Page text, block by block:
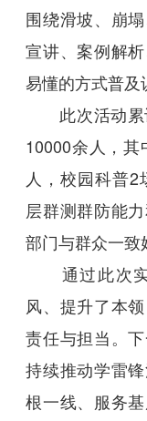
围绕滑坡、崩
宣讲、案例解
易懂的方式普及
此次活动
10000余人，
人，校园科普
层群测群防能
部门与群众一致
通过此次
风、提升了本
责任与担当。
持续推动学雷
根一线、服务